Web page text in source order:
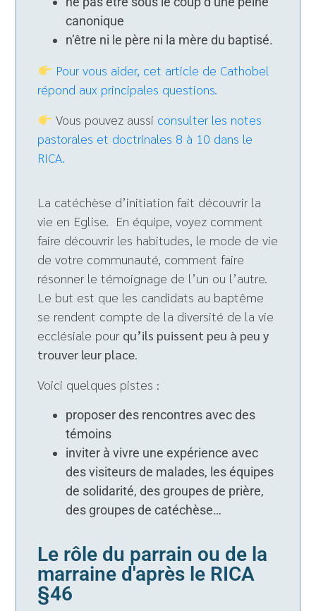
canonique
n’être ni le père ni la mère du baptisé.
Pour vous aider, cet article de Cathobel
répond aux principales questions.
Vous pouvez aussi consulter les notes
pastorales et doctrinales 8 à 10 dans le
RICA.
La catéchèse d’initiation fait découvrir la
vie en Eglise. En équipe, voyez comment
faire découvrir les habitudes, le mode de vie
de votre communauté, comment faire
résonner le témoignage de l’un ou l’autre.
Le but est que les candidats au baptême
se rendent compte de la diversité de la vie
ecclésiale pour qu’ils puissent peu à peu y
trouver leur place.
Voici quelques pistes :
proposer des rencontres avec des
témoins
inviter à vivre une expérience avec
des visiteurs de malades, les équipes
de solidarité, des groupes de prière,
des groupes de catéchèse…
Le rôle du parrain ou de la
marraine d'après le RICA
§46